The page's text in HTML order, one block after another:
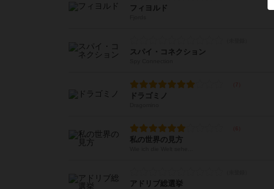
フィヨルド
スパイ・コネクション
ドラゴミノ
私の世界の見方
アドリブ総選挙